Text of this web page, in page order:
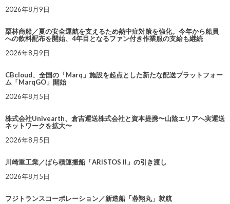
2026年8月9日
栗林商船／夏の安全運航を支えるため熱中症対策を強化。今年から船員
への飲料配布を開始、4年目となるファン付き作業服の支給も継続
2026年8月9日
CBcloud、全国の「Marq」施設を起点とした新たな配送プラットフォー
ム「MarqGO」開始
2026年8月5日
株式会社Univearth、倉吉運送株式会社と資本提携〜山陰エリアへ実運送
ネットワークを拡大〜
2026年8月5日
川崎重工業／ばら積運搬船「ARISTOS II」の引き渡し
2026年8月5日
フジトランスコーポレーション／新造船「蓉翔丸」就航